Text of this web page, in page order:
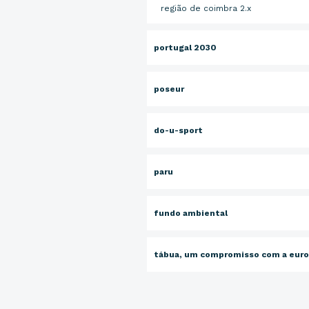
região de coimbra 2.x
portugal 2030
poseur
do-u-sport
paru
fundo ambiental
tábua, um compromisso com a